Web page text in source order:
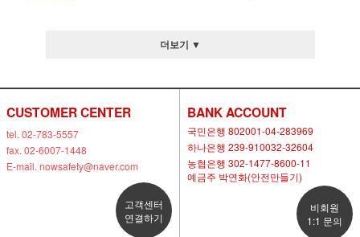
더보기 ▼
CUSTOMER CENTER
tel. 02-783-5557
fax. 02-6007-1448
E-mail. nowsafety@naver.com
고객센터
연결하기
BANK ACCOUNT
국민은행 802001-04-283969
하나은행 239-910032-32604
농협은행 302-1477-8600-11
예금주 박연화(안전만들기)
비회원
1:1 문의